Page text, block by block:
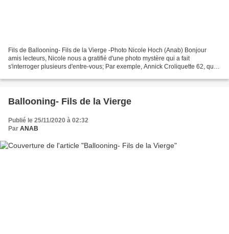
Fils de Ballooning- Fils de la Vierge -Photo Nicole Hoch (Anab) Bonjour
amis lecteurs, Nicole nous a gratifié d'une photo mystère qui a fait
s'interroger plusieurs d'entre-vous; Par exemple, Annick Croliquette 62, qui
Ballooning- Fils de la Vierge
Publié le 25/11/2020 à 02:32
Par ANAB